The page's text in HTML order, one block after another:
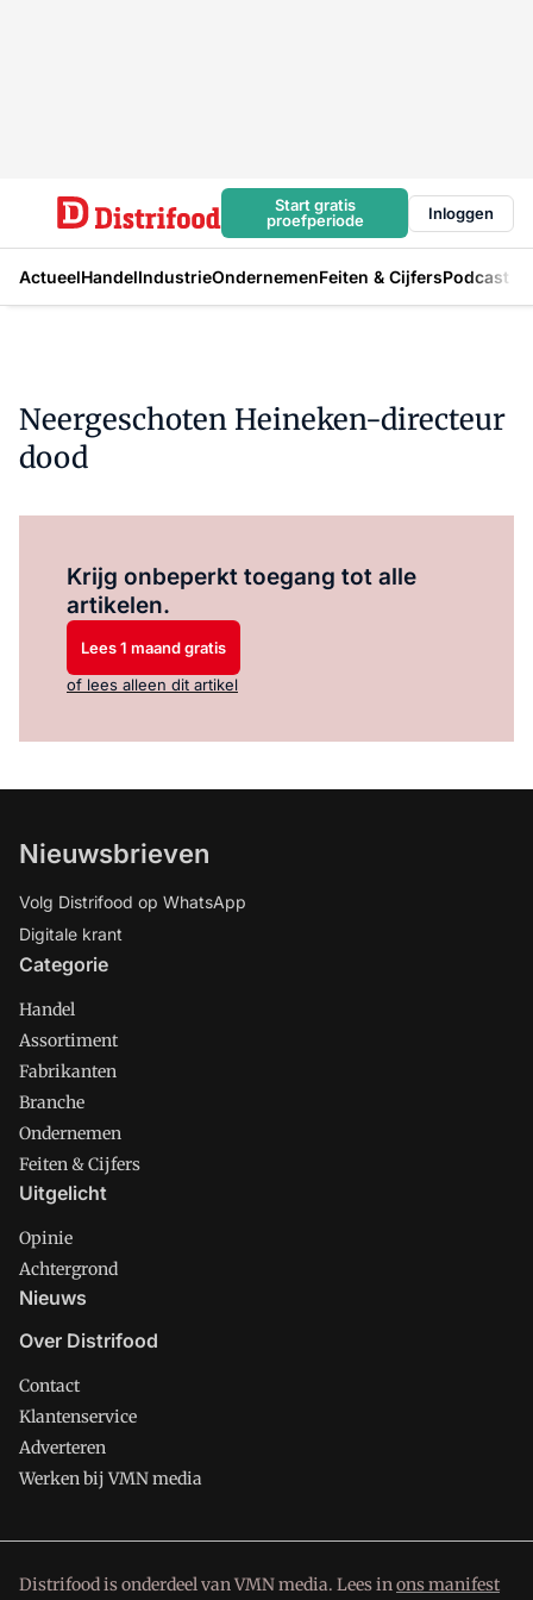
Start gratis
proefperiode
Inloggen
ActueelHandelIndustrieOndernemenFeiten & CijfersPodcast
Neergeschoten Heineken-directeur
dood
Krijg onbeperkt toegang tot alle
artikelen.
Lees 1 maand gratis
of lees alleen dit artikel
Nieuwsbrieven
Volg Distrifood op WhatsApp
Digitale krant
Categorie
Handel
Assortiment
Fabrikanten
Branche
Ondernemen
Feiten & Cijfers
Uitgelicht
Opinie
Achtergrond
Nieuws
Over Distrifood
Contact
Klantenservice
Adverteren
Werken bij VMN media
Distrifood is onderdeel van VMN media. Lees inons manifest